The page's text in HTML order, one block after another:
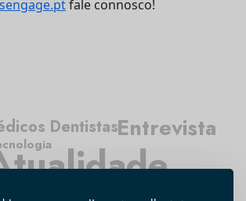
fale connosco!
DentistasEntrevista